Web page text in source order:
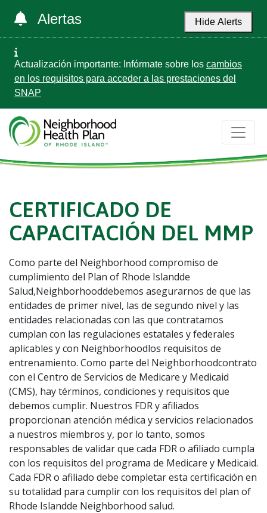
Alertas Hide Alerts
Actualización importante: Infórmate sobre los cambios
en los requisitos para acceder a las prestaciones del
SNAP
CERTIFICADO DE
CAPACITACIÓN DEL MMP
Como parte del Neighborhood compromiso de
cumplimiento del Plan of Rhode Islandde
Salud,Neighborhooddebemos asegurarnos de que las
entidades de primer nivel, las de segundo nivel y las
entidades relacionadas con las que contratamos
cumplan con las regulaciones estatales y federales
aplicables y con Neighborhoodlos requisitos de
entrenamiento. Como parte del Neighborhoodcontrato
con el Centro de Servicios de Medicare y Medicaid
(CMS), hay términos, condiciones y requisitos que
debemos cumplir. Nuestros FDR y afiliados
proporcionan atención médica y servicios relacionados
a nuestros miembros y, por lo tanto, somos
responsables de validar que cada FDR o afiliado cumpla
con los requisitos del programa de Medicare y Medicaid.
Cada FDR o afiliado debe completar esta certificación en
su totalidad para cumplir con los requisitos del plan of
Rhode Islandde Neighborhood salud.